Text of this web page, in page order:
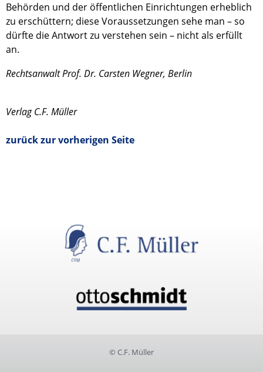
Behörden und der öffentlichen Einrichtungen erheblich
zu erschüttern; diese Voraussetzungen sehe man – so
dürfte die Antwort zu verstehen sein – nicht als erfüllt
an.
Rechtsanwalt Prof. Dr. Carsten Wegner, Berlin
Verlag C.F. Müller
zurück zur vorherigen Seite
© C.F. Müller